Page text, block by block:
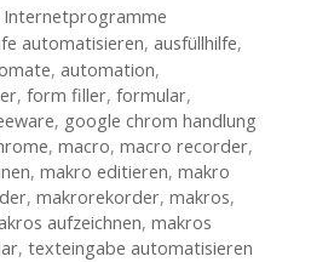
Internetprogramme
automatisieren, ausfüllhilfe,
, automation,
, form filler, formular,
, google chrom handlung
, macro, macro recorder,
, makro editieren, makro
, makrorekorder, makros,
aufzeichnen, makros
, texteingabe automatisieren